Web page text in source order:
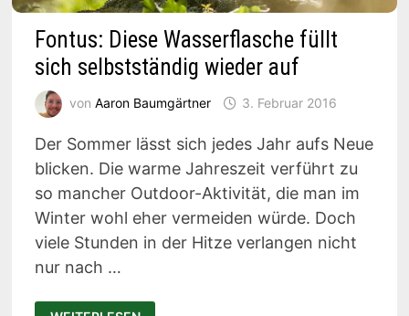
Fontus: Diese Wasserflasche füllt
sich selbstständig wieder auf
von Aaron Baumgärtner 3. Februar 2016
Der Sommer lässt sich jedes Jahr aufs Neue
blicken. Die warme Jahreszeit verführt zu
so mancher Outdoor-Aktivität, die man im
Winter wohl eher vermeiden würde. Doch
viele Stunden in der Hitze verlangen nicht
nur nach …
FONTUS: